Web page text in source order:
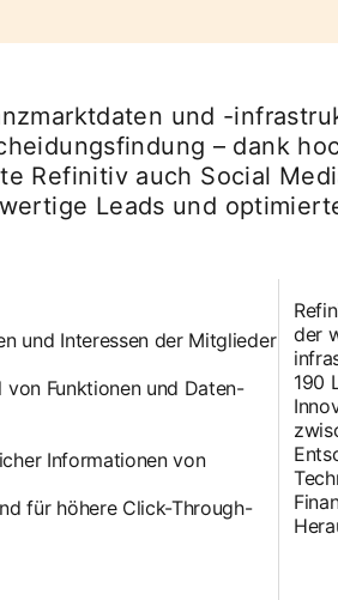
und -
– dank
Refinitiv auch Social
Leads und
und Interessen der Mitglieder
Funktionen und Daten-
Informationen von
für höhere Click-Through-
der
190